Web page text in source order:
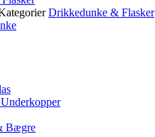
Drikkedunke & Flasker
Bægre